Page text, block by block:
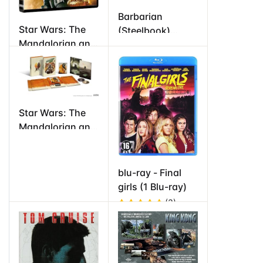
Star Wars: The
Mandalorian and
Grogu (4K UHD +
Blu-ray)
Barbarian
(Steelbook)
(2022) (Zach
Cregger) (4K
UHD + Blu-ray)
Star Wars: The
Mandalorian and
blu-ray - Final
girls (1 Blu-ray)
Valorado
en5de 5
(3)